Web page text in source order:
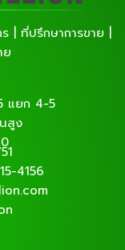
| ที่ปรึกษาการขาย |
ย
แยก 4-5
สูง
4156